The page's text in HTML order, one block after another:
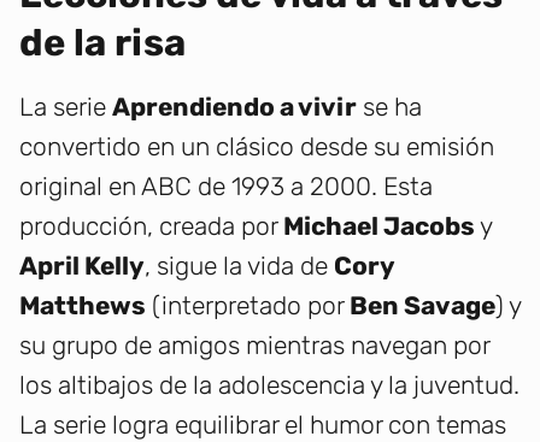
de la risa
La serie Aprendiendo a vivir se ha
convertido en un clásico desde su emisión
original en ABC de 1993 a 2000. Esta
producción, creada por Michael Jacobs y
April Kelly, sigue la vida de Cory
Matthews (interpretado por Ben Savage) y
su grupo de amigos mientras navegan por
los altibajos de la adolescencia y la juventud.
La serie logra equilibrar el humor con temas